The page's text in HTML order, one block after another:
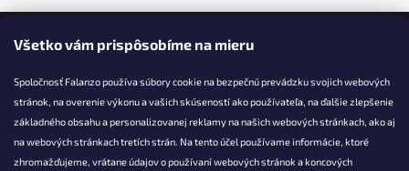
Všetko vám prispôsobíme na mieru
Spoločnosť Falanzo používa súbory cookie na bezpečnú prevádzku svojich webových
stránok, na overenie výkonu a vašich skúseností ako používateľa, na ďalšie zlepšenie
základného obsahu a personalizovanej reklamy na našich webových stránkach, ako aj
na webových stránkach tretích strán. Na tento účel používame informácie, ktoré
zhromažďujeme, vrátane údajov o používaní webových stránok a koncových
Facebook
KONTAKT
info@falanzo.sk